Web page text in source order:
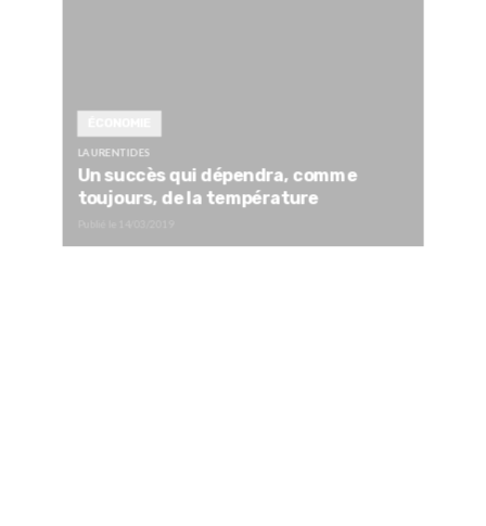
LAURENTIDES
Un succès qui dépendra, comme
toujours, de la température